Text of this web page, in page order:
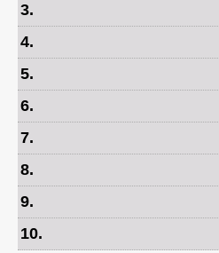
3.
4.
5.
6.
7.
8.
9.
10.